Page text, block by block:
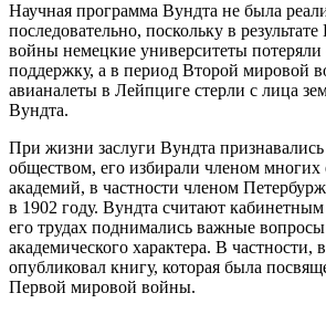
Научная программа Вундта не была
последовательно, поскольку в
войны немецкие университеты
поддержку, а в период Второй мировой
авианалеты в Лейпциге стерли с лица
Вундта.
При жизни заслуги Вундта
обществом, его избирали членом многих
академий, в частности членом
в 1902 году. Вундта считают
его трудах поднимались важные вопросы
академического характера. В частности,
опубликовал книгу, которая была
Первой мировой войны.